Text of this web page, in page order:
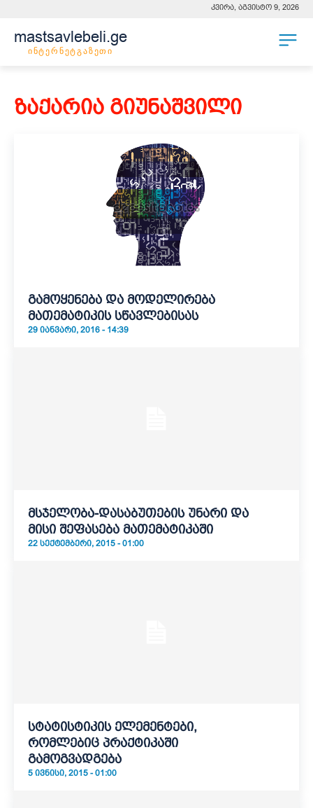
კვირა, აგვისტო 9, 2026
mastsavlebeli.ge
ინტერნეტგაზეთი
ზაქარია გიუნაშვილი
გამოყენება და მოდელირება
მათემატიკის სწავლებისას
29 ᲘᲐᲜᲕᲐᲠᲘ, 2016 - 14:39
მსჯელობა-დასაბუთების უნარი და
მისი შეფასება მათემატიკაში
22 ᲡᲔᲥᲢᲔᲛᲑᲔᲠᲘ, 2015 - 01:00
სტატისტიკის ელემენტები,
რომლებიც პრაქტიკაში
გამოგვადგება
5 ᲘᲕᲜᲘᲡᲘ, 2015 - 01:00